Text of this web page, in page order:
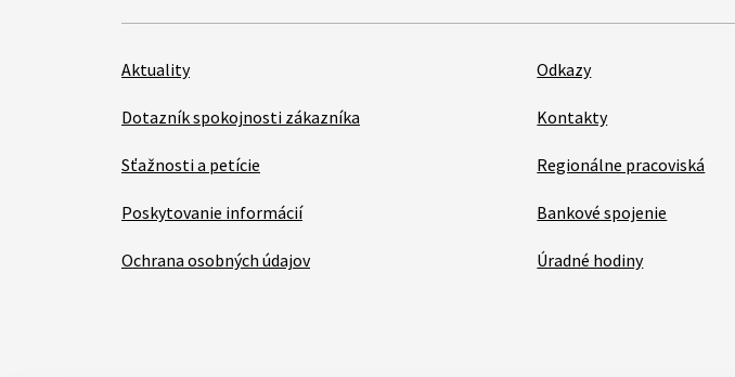
Aktuality
Dotazník spokojnosti zákazníka
Sťažnosti a petície
Poskytovanie informácií
Ochrana osobných údajov
Odkazy
Kontakty
Regionálne pracoviská
Bankové spojenie
Úradné hodiny